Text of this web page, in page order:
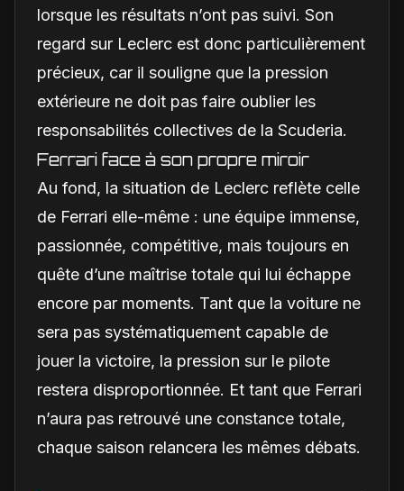
lorsque les résultats n’ont pas suivi. Son
regard sur Leclerc est donc particulièrement
précieux, car il souligne que la pression
extérieure ne doit pas faire oublier les
responsabilités collectives de la Scuderia.
Ferrari face à son propre miroir
Au fond, la situation de Leclerc reflète celle
de Ferrari elle-même : une équipe immense,
passionnée, compétitive, mais toujours en
quête d’une maîtrise totale qui lui échappe
encore par moments. Tant que la voiture ne
sera pas systématiquement capable de
jouer la victoire, la pression sur le pilote
restera disproportionnée. Et tant que Ferrari
n’aura pas retrouvé une constance totale,
chaque saison relancera les mêmes débats.